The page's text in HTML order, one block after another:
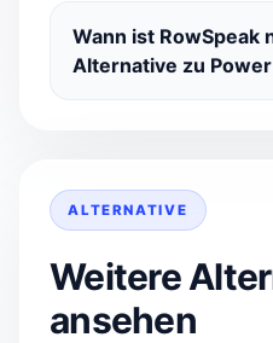
Wann ist RowSpeak
Alternative zu Power
ALTERNATIVE
Weitere
ansehen